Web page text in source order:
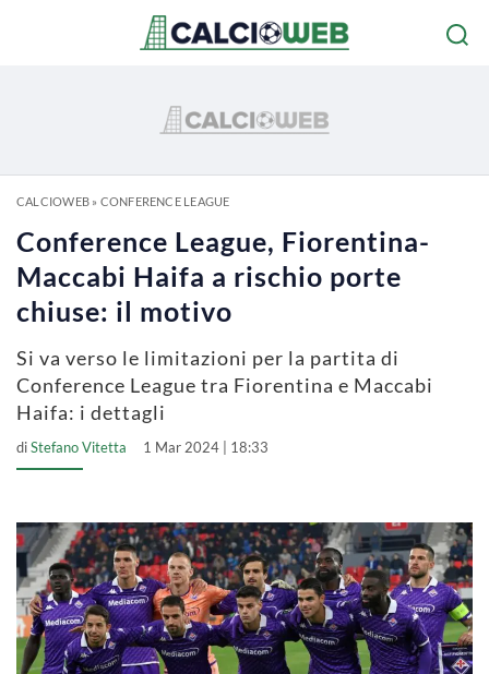
CALCIOWEB» CONFERENCE LEAGUE
Conference League, Fiorentina-
Maccabi Haifa a rischio porte
chiuse: il motivo
Si va verso le limitazioni per la partita di
Conference League tra Fiorentina e Maccabi
Haifa: i dettagli
diStefano Vitetta 1 Mar 2024 | 18:33